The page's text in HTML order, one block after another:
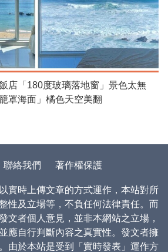
店「180度玻璃落地窗」景色太無
罩海面」橘色天空美翻
聯絡我們 著作權保護
實時上傳文章的方式運作，本站對所
性及立場等，不負任何法律責任。而
文者個人意見，並非本網站之立場，
應自行判斷內容之真實性。發文者擁
由於本站是受到「實時發表」運作方